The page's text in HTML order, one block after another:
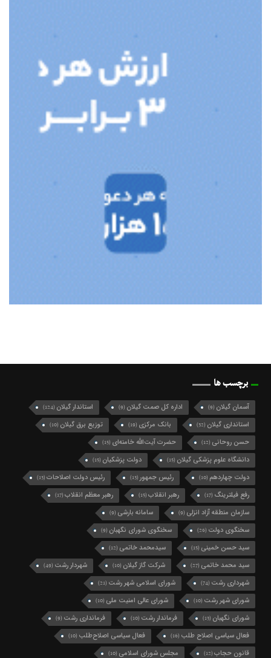
برچسب ها
آسمان گیلان (9) اداره کل صمت گیلان (9) استاندار گیلان (124)
استانداری گیلان (32) بانک مرکزی (19) توزیع برق گیلان (10)
حسن روحانی (12) حضرت آیت‌الله خامنه‌ای (15)
دانشگاه علوم پزشکی گیلان (15) دولت پزشکیان (15)
دولت چهاردهم (10) رئیس جمهور(13) رئیس دولت اصلاحات(13)
رفع فیلترینگ (17) رهبر انقلاب(15) رهبر معظم انقلاب(17)
سازمان منطقه آزاد انزلی (9) سامانه بارشی (9)
سخنگوی دولت (26) سخنگوی شورای نگهبان (9)
سید حسن خمینی (15) سیدمحمد خاتمی (12)
سید محمد خاتمی (27) شرکت گاز گیلان (10) شهردار رشت (49)
شهرداری رشت (74) شورای اسلامی شهر رشت (21)
شورای شهر رشت (10) شورای عالی امنیت ملی (10)
شورای نگهبان (13) فرماندار رشت (10) فرمانداری رشت (9)
فعال سیاسی اصلاح طلب (16) فعال سیاسی اصلاح‌طلب (10)
قانون حجاب(12) مجلس شورای اسلامی (10)